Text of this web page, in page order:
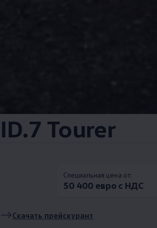
ID.7 Tourer
Специальная цена от:
50 400 евро с НДС
Скачать прейскурант